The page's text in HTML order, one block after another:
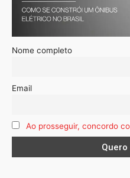
Nome completo
Email
Ao prosseguir, concordo